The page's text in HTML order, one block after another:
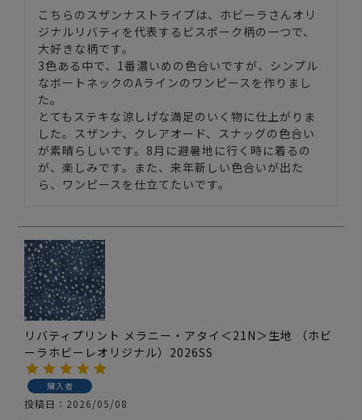
こちらのスザンナストライプは、ホビーラさんオリ
ジナルリバティを代表するビスポーク柄の一つで、
大好きな柄です。
3色ある中で、1番濃いめの色合いですが、シンプル
なボートネックのAラインのワンピースを作りまし
た。
とてもステキな涼しげな満足のいく物に仕上がりま
した。スザンナ、クレアオード、スナッグの色合い
が素晴らしいです。8月に避暑地に行く時に着るの
が、楽しみです。また、来年新しい色合いが出た
ら、ワンピースを仕立てたいです。
リバティプリント メラニー・アタイ＜21N＞生地 （ホビ
ーラホビーレオリジナル）2026SS
購入者
投稿日 2026/05/08